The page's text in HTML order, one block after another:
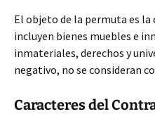
El objeto de la permuta es la
incluyen bienes muebles e
inmateriales, derechos y
negativo, no se consideran
Caracteres del